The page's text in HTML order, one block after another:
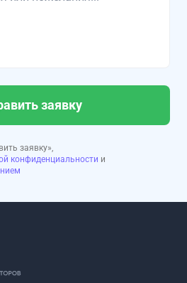
заявку
заявку»,
конфиденциальности и